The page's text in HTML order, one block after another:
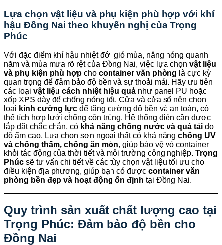
Lựa chọn vật liệu và phụ kiện phù hợp với khí
hậu Đồng Nai theo khuyến nghị của Trọng
Phúc
Với đặc điểm khí hậu nhiệt đới gió mùa, nắng nóng quanh
năm và mùa mưa rõ rệt của Đồng Nai, việc lựa chọn vật liệu
và phụ kiện phù hợp cho container văn phòng là cực kỳ
quan trọng để đảm bảo độ bền và sự thoải mái. Hãy ưu tiên
các loại vật liệu cách nhiệt hiệu quả như panel PU hoặc
xốp XPS dày để chống nóng tốt. Cửa và cửa sổ nên chọn
loại kính cường lực để tăng cường độ bền và an toàn, có
thể tích hợp lưới chống côn trùng. Hệ thống điện cần được
lắp đặt chắc chắn, có khả năng chống nước và quá tải do
độ ẩm cao. Lựa chọn sơn ngoại thất có khả năng chống UV
và chống thấm, chống ăn mòn, giúp bảo vệ vỏ container
khỏi tác động của thời tiết và môi trường công nghiệp. Trọng
Phúc sẽ tư vấn chi tiết về các tùy chọn vật liệu tối ưu cho
điều kiện địa phương, giúp bạn có được container văn
phòng bền đẹp và hoạt động ổn định tại Đồng Nai.
Quy trình sản xuất chất lượng cao tại
Trọng Phúc: Đảm bảo độ bền cho
Đồng Nai